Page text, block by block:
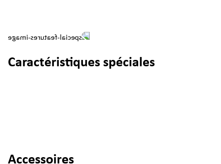
Caractéristiques spéciales
Ignorer la galerie de produits
Accessoires